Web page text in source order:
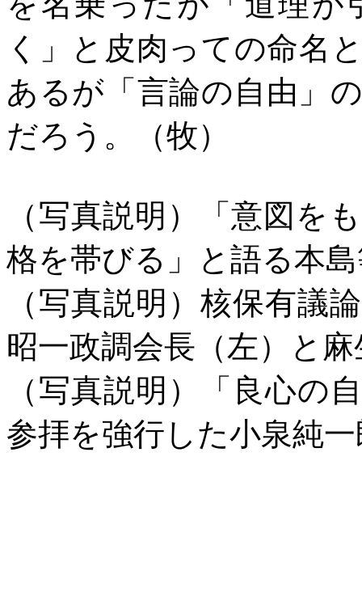
く」と皮肉っての命名
あるが「言論の自由」
だろう。（牧）
（写真説明）「意図を
格を帯びる」と語る本
（写真説明）核保有議
昭一政調会長（左）と
（写真説明）「良心の
参拝を強行した小泉純